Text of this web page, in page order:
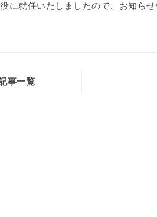
に就任いたしましたので、お知らせ
事一覧